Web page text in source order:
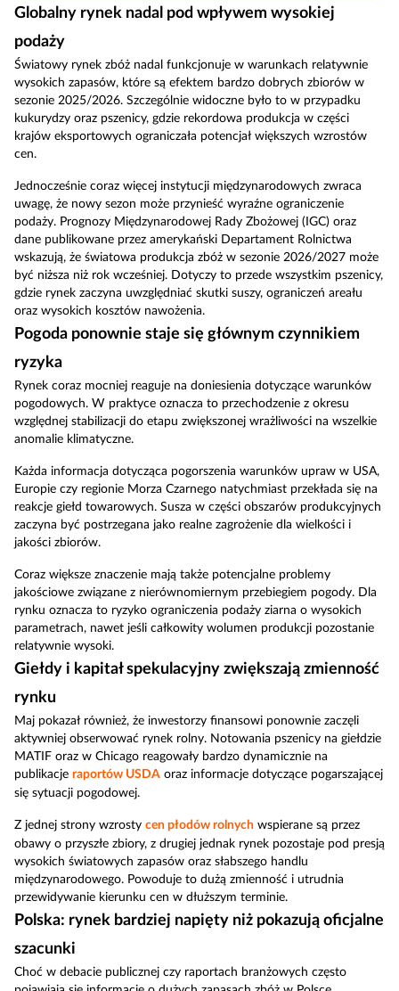
Globalny rynek nadal pod wpływem wysokiej
podaży
Światowy rynek zbóż nadal funkcjonuje w warunkach relatywnie
wysokich zapasów, które są efektem bardzo dobrych zbiorów w
sezonie 2025/2026. Szczególnie widoczne było to w przypadku
kukurydzy oraz pszenicy, gdzie rekordowa produkcja w części
krajów eksportowych ograniczała potencjał większych wzrostów
cen.
Jednocześnie coraz więcej instytucji międzynarodowych zwraca
uwagę, że nowy sezon może przynieść wyraźne ograniczenie
podaży. Prognozy Międzynarodowej Rady Zbożowej (IGC) oraz
dane publikowane przez amerykański Departament Rolnictwa
wskazują, że światowa produkcja zbóż w sezonie 2026/2027 może
być niższa niż rok wcześniej. Dotyczy to przede wszystkim pszenicy,
gdzie rynek zaczyna uwzględniać skutki suszy, ograniczeń areału
oraz wysokich kosztów nawożenia.
Pogoda ponownie staje się głównym czynnikiem
ryzyka
Rynek coraz mocniej reaguje na doniesienia dotyczące warunków
pogodowych. W praktyce oznacza to przechodzenie z okresu
względnej stabilizacji do etapu zwiększonej wrażliwości na wszelkie
anomalie klimatyczne.
Każda informacja dotycząca pogorszenia warunków upraw w USA,
Europie czy regionie Morza Czarnego natychmiast przekłada się na
reakcje giełd towarowych. Susza w części obszarów produkcyjnych
zaczyna być postrzegana jako realne zagrożenie dla wielkości i
jakości zbiorów.
Coraz większe znaczenie mają także potencjalne problemy
jakościowe związane z nierównomiernym przebiegiem pogody. Dla
rynku oznacza to ryzyko ograniczenia podaży ziarna o wysokich
parametrach, nawet jeśli całkowity wolumen produkcji pozostanie
relatywnie wysoki.
Giełdy i kapitał spekulacyjny zwiększają zmienność
rynku
Maj pokazał również, że inwestorzy finansowi ponownie zaczęli
aktywniej obserwować rynek rolny. Notowania pszenicy na giełdzie
MATIF oraz w Chicago reagowały bardzo dynamicznie na
publikacje raportów USDA oraz informacje dotyczące pogarszającej
się sytuacji pogodowej.
Z jednej strony wzrosty cen płodów rolnych wspierane są przez
obawy o przyszłe zbiory, z drugiej jednak rynek pozostaje pod presją
wysokich światowych zapasów oraz słabszego handlu
międzynarodowego. Powoduje to dużą zmienność i utrudnia
przewidywanie kierunku cen w dłuższym terminie.
Polska: rynek bardziej napięty niż pokazują oficjalne
szacunki
Choć w debacie publicznej czy raportach branżowych często